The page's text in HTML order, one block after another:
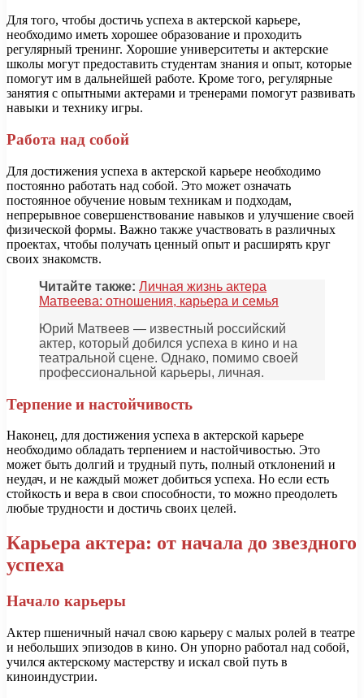
Для того, чтобы достичь успеха в актерской карьере,
необходимо иметь хорошее образование и проходить
регулярный тренинг. Хорошие университеты и актерские
школы могут предоставить студентам знания и опыт, которые
помогут им в дальнейшей работе. Кроме того, регулярные
занятия с опытными актерами и тренерами помогут развивать
навыки и технику игры.
Работа над собой
Для достижения успеха в актерской карьере необходимо
постоянно работать над собой. Это может означать
постоянное обучение новым техникам и подходам,
непрерывное совершенствование навыков и улучшение своей
физической формы. Важно также участвовать в различных
проектах, чтобы получать ценный опыт и расширять круг
своих знакомств.
Читайте также: Личная жизнь актера
Матвеева: отношения, карьера и семья
Юрий Матвеев — известный российский
актер, который добился успеха в кино и на
театральной сцене. Однако, помимо своей
профессиональной карьеры, личная.
Терпение и настойчивость
Наконец, для достижения успеха в актерской карьере
необходимо обладать терпением и настойчивостью. Это
может быть долгий и трудный путь, полный отклонений и
неудач, и не каждый может добиться успеха. Но если есть
стойкость и вера в свои способности, то можно преодолеть
любые трудности и достичь своих целей.
Карьера актера: от начала до звездного
успеха
Начало карьеры
Актер пшеничный начал свою карьеру с малых ролей в театре
и небольших эпизодов в кино. Он упорно работал над собой,
учился актерскому мастерству и искал свой путь в
киноиндустрии.